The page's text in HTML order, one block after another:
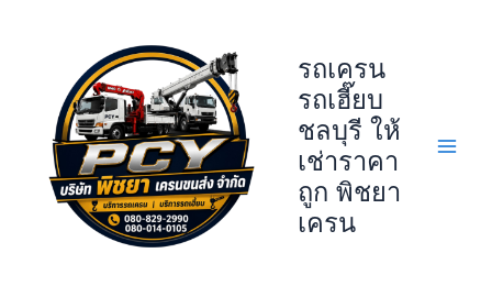
รถเครน
รถเฮี๊ยบ
ชลบุรี ให้
เช่าราคา
ถูก พิชยา
เครน